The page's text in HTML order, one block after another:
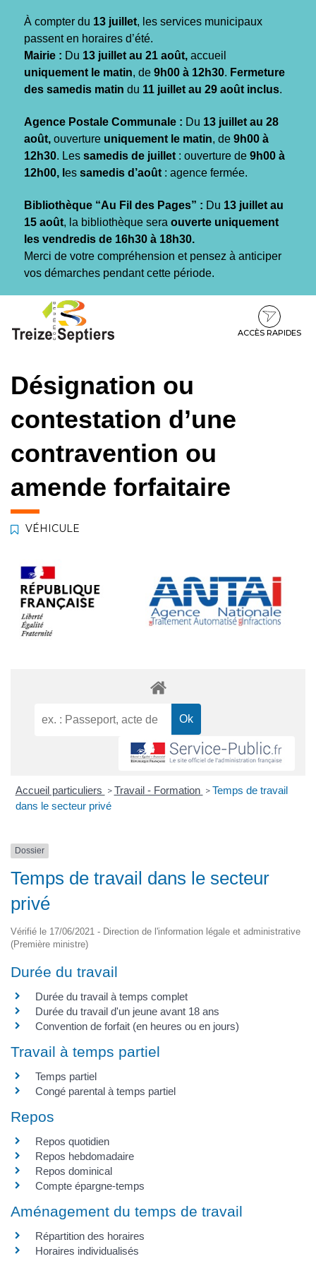
À compter du 13 juillet, les services municipaux
passent en horaires d’été.
Mairie : Du 13 juillet au 21 août, accueil
uniquement le matin, de 9h00 à 12h30. Fermeture
des samedis matin du 11 juillet au 29 août inclus.
Agence Postale Communale : Du 13 juillet au 28
août, ouverture uniquement le matin, de 9h00 à
12h30. Les samedis de juillet : ouverture de 9h00 à
12h00, l es samedis d’août : agence fermée.
Bibliothèque “Au Fil des Pages” : Du 13 juillet au
15 août, la bibliothèque sera ouverte uniquement
les vendredis de 16h30 à 18h30.
Merci de votre compréhension et pensez à anticiper
vos démarches pendant cette période.
contenu
pied
ACCÈS RAPIDES
Désignation ou
contestation d’une
contravention ou
amende forfaitaire
VÉHICULE
Accueil particuliers > Travail - Formation > Temps de travail
dans le secteur privé
Dossier
Temps de travail dans le secteur
privé
Vérifié le 17/06/2021 - Direction de l'information légale et administrative
(Première ministre)
Durée du travail
Durée du travail à temps complet
Durée du travail d'un jeune avant 18 ans
Convention de forfait (en heures ou en jours)
Travail à temps partiel
Temps partiel
Congé parental à temps partiel
Repos
Repos quotidien
Repos hebdomadaire
Repos dominical
Compte épargne-temps
Aménagement du temps de travail
Répartition des horaires
Horaires individualisés